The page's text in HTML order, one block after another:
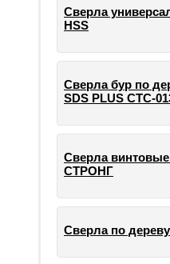
Сверла
HSS
Cверла бур по
SDS PLUS СТС-
Сверла
СТРОНГ
Сверла по